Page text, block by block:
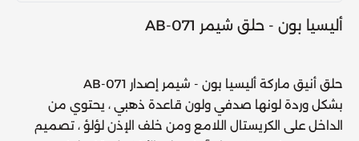
أليسيا بون - حلق شيمر AB-071
حلق أنيق ماركة أليسيا بون - شيمر إصدار AB-071
بشكل وردة لونها صدفي ولون قاعدة ذهبي ، يحتوي من
الداخل على الكريستال اللامع ومن خلف الإذن لؤلؤ ، تصميم